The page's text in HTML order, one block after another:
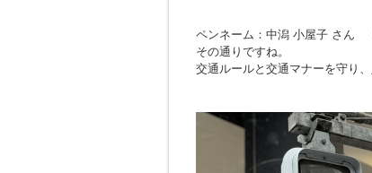
ペンネーム：中潟 小屋子 さん
その通りですね。
交通ルールと交通マナーを守り、